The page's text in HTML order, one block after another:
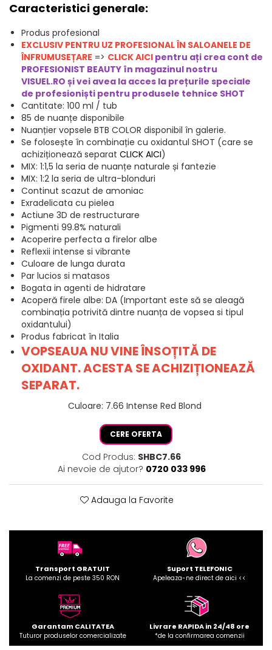
Caracteristici generale:
Produs profesional
EXCLUSIV PENTRU UZ PROFESIONAL ÎN SALOANELE DE
ÎNFRUMUSEȚARE => CLICK AICI pentru ați crea cont de
PROFESIONIST BEAUTY în magazinul nostru
VISUEL.RO și vei avea la acces la prețurile speciale
de profesioniști pentru produsele tehnice SHOT
Cantitate: 100 ml / tub
85 de nuanțe disponibile
Nuanțier vopsele BTB COLOR disponibil în galerie.
Se folosește în combinație cu oxidantul SHOT (care se
achiziționează separat CLICK AICI)
MIX: 1:1,5 la seria de nuanțe naturale și fantezie
MIX: 1:2 la seria de ultra-blonduri
Continut scazut de amoniac
Exradelicata cu pielea
Actiune 3D de restructurare
Pigmenti 99.8% naturali
Acoperire perfecta a firelor albe
Reflexii intense si vibrante
Culoare de lunga durata
Par lucios si matasos
Bogata in agenti de hidratare
Acoperă firele albe: DA (Important este să se aleagă
combinația potrivită dintre nuanța de vopsea si tipul
oxidantului)
Produs fabricat în Italia
VOPSEAUA NU VINE ÎNSOȚITĂ DE
OXIDANT. ACESTA SE ACHIZIȚIONEAZĂ
SEPARAT.
Culoare: 7.66 Intense Red Blond
CERE OFERTA
Cod Produs: SHBC7.66
Ai nevoie de ajutor? 0720 033 996
Adauga la Favorite
Transport GRATUIT
La comenzi de peste 350 RON
Suport TELEFONIC
Apeleaza-ne direct de aici <<
Garantam CALITATEA
Tuturor produselor comercializate
Livrare RAPIDA in 24/48 ore
*de la confirmarea comenzii